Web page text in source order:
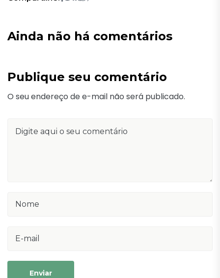
Ainda não há comentários
Publique seu comentário
O seu endereço de e-mail não será publicado.
Enviar